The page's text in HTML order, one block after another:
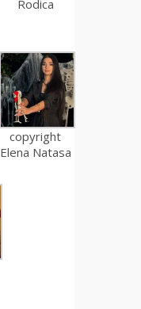
Rodica
copyright
Elena Natasa